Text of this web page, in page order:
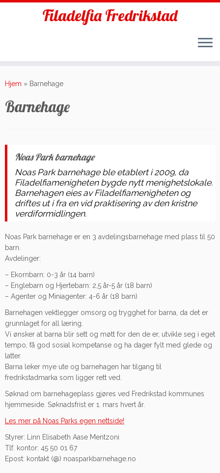
to
Filadelfia Fredrikstad
Hjem » Barnehage
Barnehage
Noas Park barnehage
Noas Park barnehage ble etablert i 2009, da
Filadelfiamenigheten bygde nytt menighetslokale.
Barnehagen eies av Filadelfiamenigheten og
driftes ut i fra en vid praktisering av den kristne
verdiformidlingen.
Noas Park barnehage er en 3 avdelingsbarnehage med plass til 50
barn.
Avdelinger:
– Ekornbarn: 0-3 år (14 barn)
– Englebarn og Hjertebarn: 2,5 år-5 år (18 barn)
– Agenter og Miniagenter: 4-6 år (18 barn)
Barnehagen vektlegger omsorg og trygghet for barna, da det er
grunnlaget for all læring.
Vi ønsker at barna blir sett og møtt for den de er, utvikle seg i eget
tempo, få god sosial kompetanse og ha dager fylt med glede og
latter.
Barna leker mye ute og barnehagen har tilgang til
fredrikstadmarka som ligger rett ved.
Søknad om barnehageplass gjøres ved Fredrikstad kommunes
hjemmeside. Søknadsfrist er 1. mars hvert år.
Les mer på Noas Parks egen nettside!
Styrer: Linn Elisabeth Aase Mentzoni
Tlf. kontor: 45 50 01 67
Epost: kontakt (@) noasparkbarnehage.no